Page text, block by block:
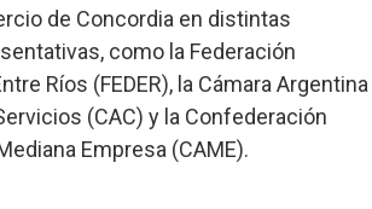
de Concordia en distintas
como la Federación
Ríos (FEDER), la Cámara Argentina
(CAC) y la Confederación
Empresa (CAME).